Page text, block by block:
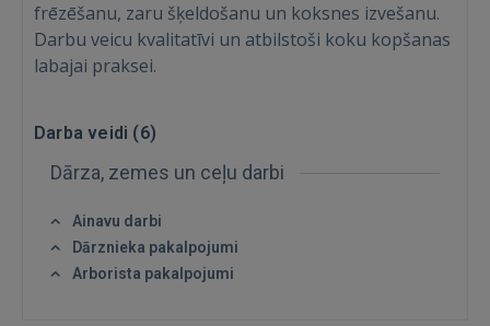
Ienākt
frēzēšanu, zaru šķeldošanu un koksnes izvešanu.
Darbu veicu kvalitatīvi un atbilstoši koku kopšanas
labajai praksei.
Darba veidi (6)
Dārza, zemes un ceļu darbi
Ainavu darbi
Dārznieka pakalpojumi
Arborista pakalpojumi